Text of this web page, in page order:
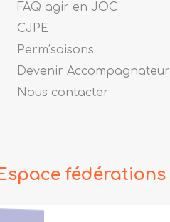
FAQ agir en JOC
CJPE
Perm’saisons
Devenir Accompagnateur
Nous contacter
fédérations